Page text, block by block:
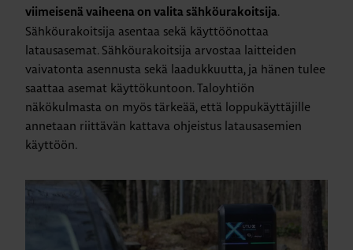
viimeisenä vaiheena on valita sähköurakoitsija.
Sähköurakoitsija asentaa sekä käyttöönottaa
latausasemat. Sähköurakoitsija arvostaa laitteiden
vaivatonta asennusta sekä laadukkuutta, ja hänen tulee
saattaa asemat käyttökuntoon. Taloyhtiön
näkökulmasta on myös tärkeää, että loppukäyttäjille
annetaan riittävän kattava ohjeistus latausasemien
käyttöön.